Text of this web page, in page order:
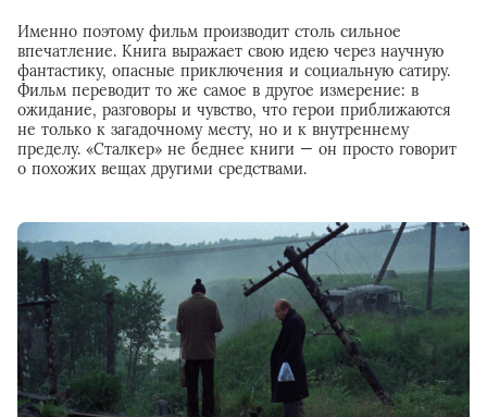
Именно поэтому фильм производит столь сильное
впечатление. Книга выражает свою идею через научную
фантастику, опасные приключения и социальную сатиру.
Фильм переводит то же самое в другое измерение: в
ожидание, разговоры и чувство, что герои приближаются
не только к загадочному месту, но и к внутреннему
пределу. «Сталкер» не беднее книги — он просто говорит
о похожих вещах другими средствами.